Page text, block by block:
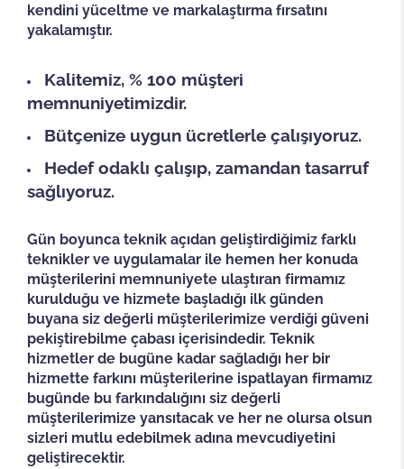
kendini yüceltme ve markalaştırma fırsatını
yakalamıştır.
​Kalitemiz, % 100 müşteri
memnuniyetimizdir.
Bütçenize uygun ücretlerle çalışıyoruz.
Hedef odaklı çalışıp, zamandan tasarruf
sağlıyoruz.
Gün boyunca teknik açıdan geliştirdiğimiz farklı
teknikler ve uygulamalar ile hemen her konuda
müşterilerini memnuniyete ulaştıran firmamız
kurulduğu ve hizmete başladığı ilk günden
buyana siz değerli müşterilerimize verdiği güveni
pekiştirebilme çabası içerisindedir. Teknik
hizmetler de bugüne kadar sağladığı her bir
hizmette farkını müşterilerine ispatlayan firmamız
bugünde bu farkındalığını siz değerli
müşterilerimize yansıtacak ve her ne olursa olsun
sizleri mutlu edebilmek adına mevcudiyetini
geliştirecektir.